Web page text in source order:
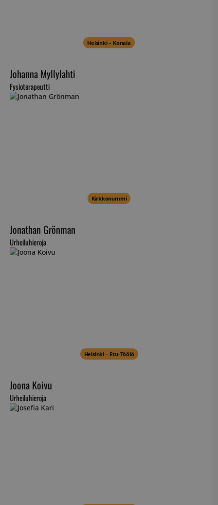
Helsinki – Konala
Johanna Myllylahti
Fysioterapeutti
Kirkkonummi
Jonathan Grönman
Urheiluhieroja
Helsinki – Etu-Töölö
Joona Koivu
Urheiluhieroja